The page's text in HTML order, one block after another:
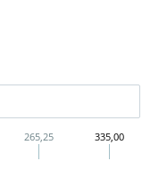
265,25 335,00